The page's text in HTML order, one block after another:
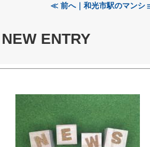
≪ 前へ｜和光市駅のマンシ
NEW ENTRY